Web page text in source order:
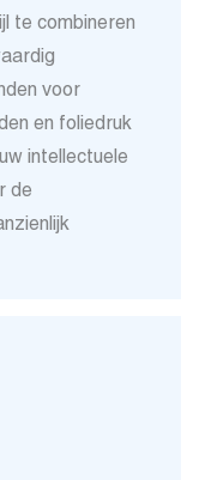
te combineren
voor
en foliedruk
intellectuele
de